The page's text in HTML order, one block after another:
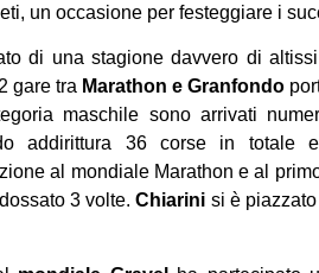
un occasione per festeggiare i
di una stagione davvero di
gare tra Marathon e Granfondo
maschile sono arrivati
addirittura 36 corse in totale
al mondiale Marathon e al
3 volte.Chiarini si è